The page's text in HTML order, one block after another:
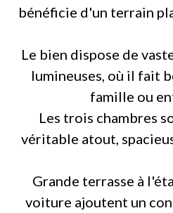
bénéficie d'un terrain
Le bien dispose de
lumineuses, où il fait
famille ou
Les trois chambres
véritable atout,
Grande terrasse à
voiture ajoutent un